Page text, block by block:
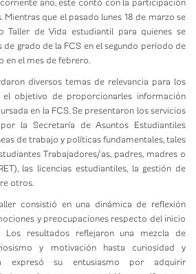
año, este contó con la participación
Mientras que el pasado lunes 18 de marzo se
Taller de Vida estudiantil para quienes se
de grado de la FCS en el segundo período de
en el mes de febrero.
diversos temas de relevancia para los
el objetivo de proporcionarles información
en la FCS. Se presentaron los servicios
la Secretaría de Asuntos Estudiantiles
de trabajo y políticas fundamentales, tales
Trabajadores/as, padres, madres o
las licencias estudiantiles, la gestión de
otros.
consistió en una dinámica de reflexión
y preocupaciones respecto del inicio
Los resultados reflejaron una mezcla de
y motivación hasta curiosidad y
expresó su entusiasmo por adquirir